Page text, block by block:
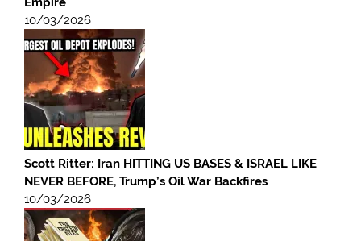
10/03/2026
Scott Ritter: Iran HITTING US BASES & ISRAEL LIKE
NEVER BEFORE, Trump’s Oil War Backfires
10/03/2026